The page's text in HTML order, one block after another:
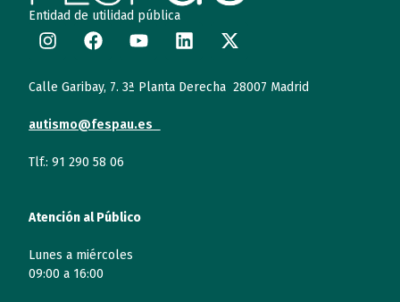
Entidad de utilidad pública
Calle Garibay, 7. 3ª Planta Derecha 28007 Madrid
autismo@fespau.es
Tlf.: 91 290 58 06
Atención al Público
Lunes a miércoles
09:00 a 16:00